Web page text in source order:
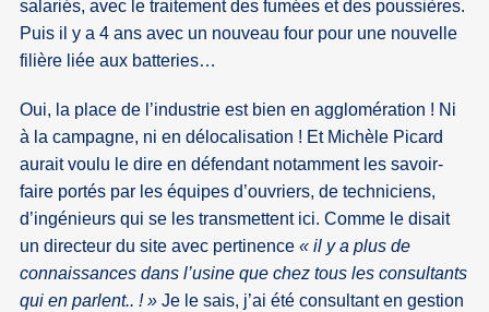
salariés, avec le traitement des fumées et des poussières.
Puis il y a 4 ans avec un nouveau four pour une nouvelle
filière liée aux batteries…
Oui, la place de l’industrie est bien en agglomération ! Ni
à la campagne, ni en délocalisation ! Et Michèle Picard
aurait voulu le dire en défendant notamment les savoir-
faire portés par les équipes d’ouvriers, de techniciens,
d’ingénieurs qui se les transmettent ici. Comme le disait
un directeur du site avec pertinence« il y a plus de
connaissances dans l’usine que chez tous les consultants
qui en parlent.. ! » Je le sais, j’ai été consultant en gestion